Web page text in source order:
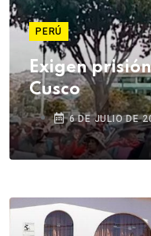
PERÚ
Exigen
Cusco
6 DE JULIO DE